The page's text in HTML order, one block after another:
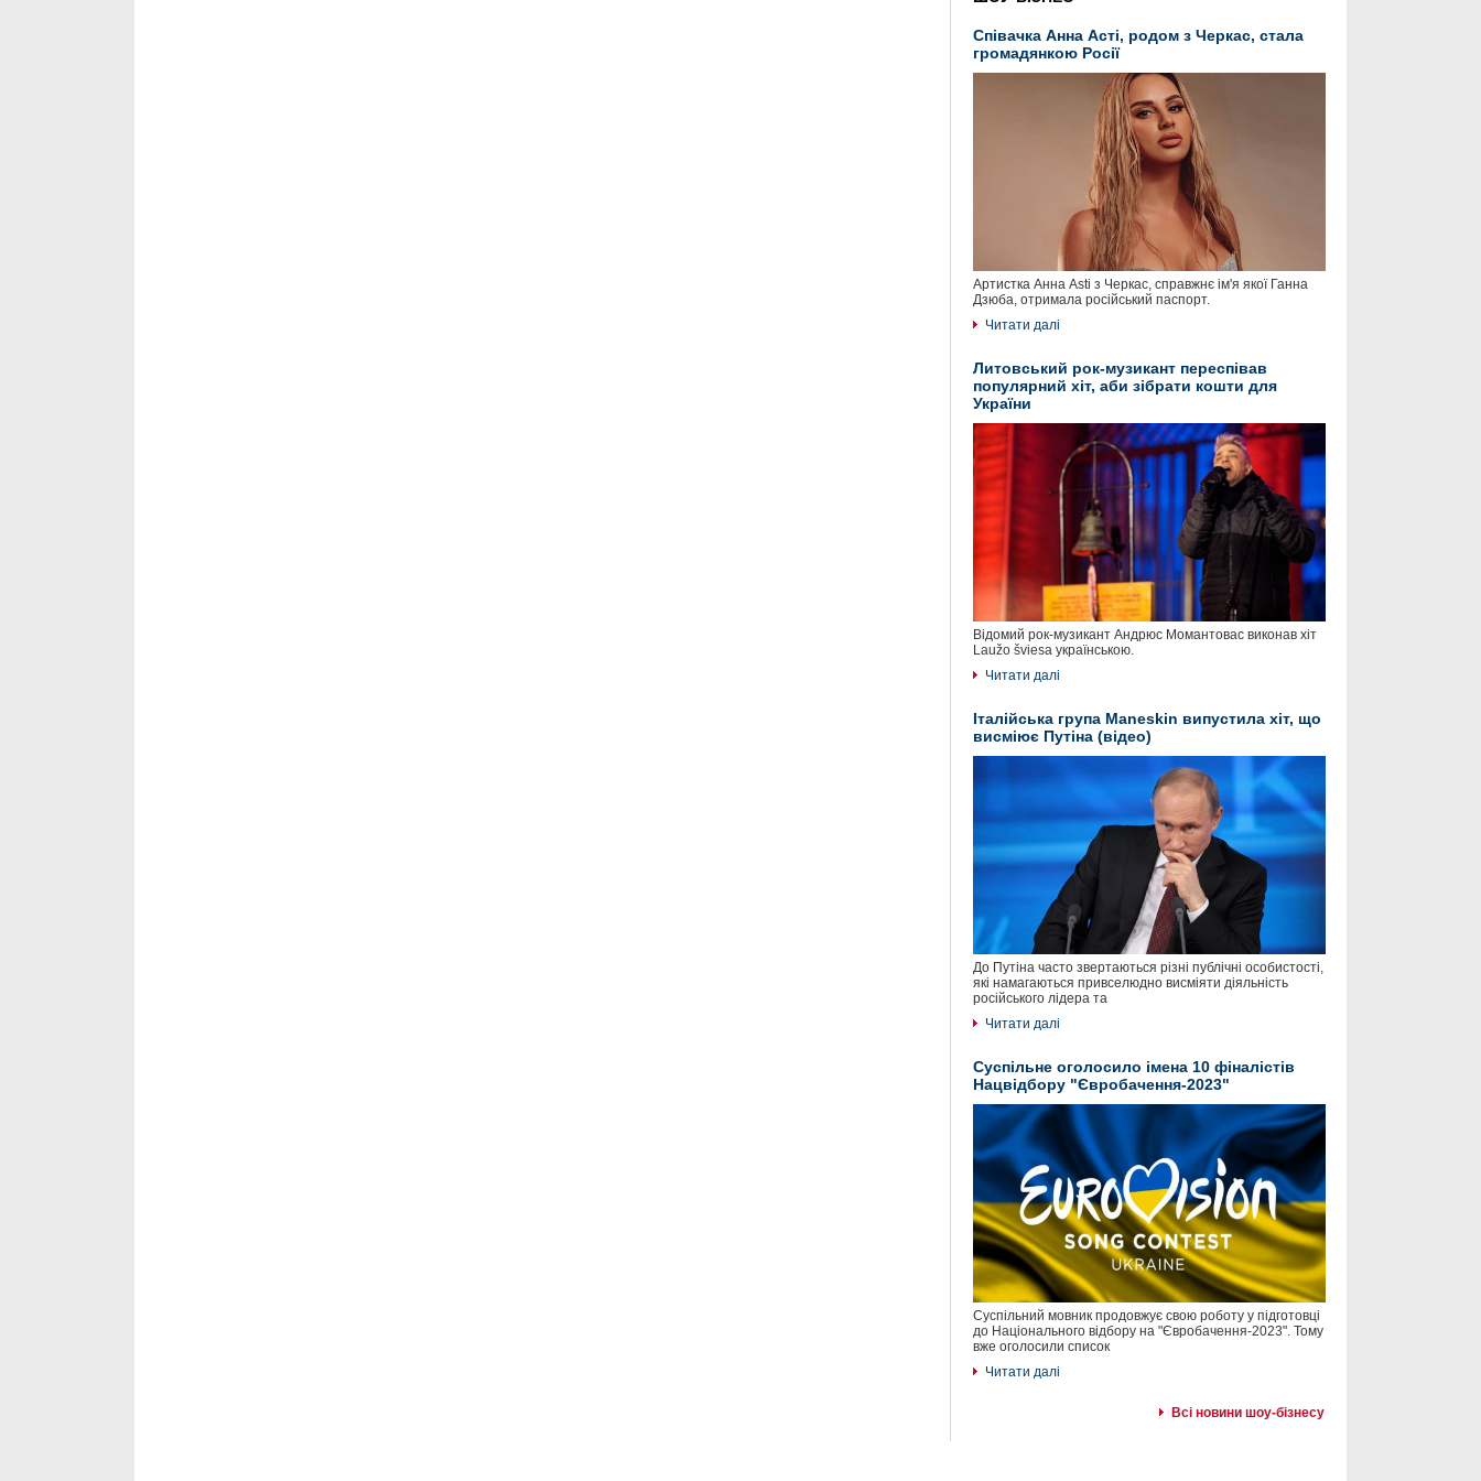
Співачка Анна Асті, родом з Черкас, стала
громадянкою Росії
Артистка Анна Asti з Черкас, справжнє ім'я якої Ганна
Дзюба, отримала російський паспорт.
Читати далі
Литовський рок-музикант переспівав
популярний хіт, аби зібрати кошти для
України
Відомий рок-музикант Андрюс Момантовас виконав хіт
Laužo šviesa українською.
Читати далі
Італійська група Maneskin випустила хіт, що
висміює Путіна (відео)
До Путіна часто звертаються різні публічні особистості,
які намагаються привселюдно висміяти діяльність
російського лідера та
Читати далі
Суспільне оголосило імена 10 фіналістів
Нацвідбору "Євробачення-2023"
Суспільний мовник продовжує свою роботу у підготовці
до Національного відбору на "Євробачення-2023". Тому
вже оголосили список
Читати далі
Всі новини шоу-бізнесу